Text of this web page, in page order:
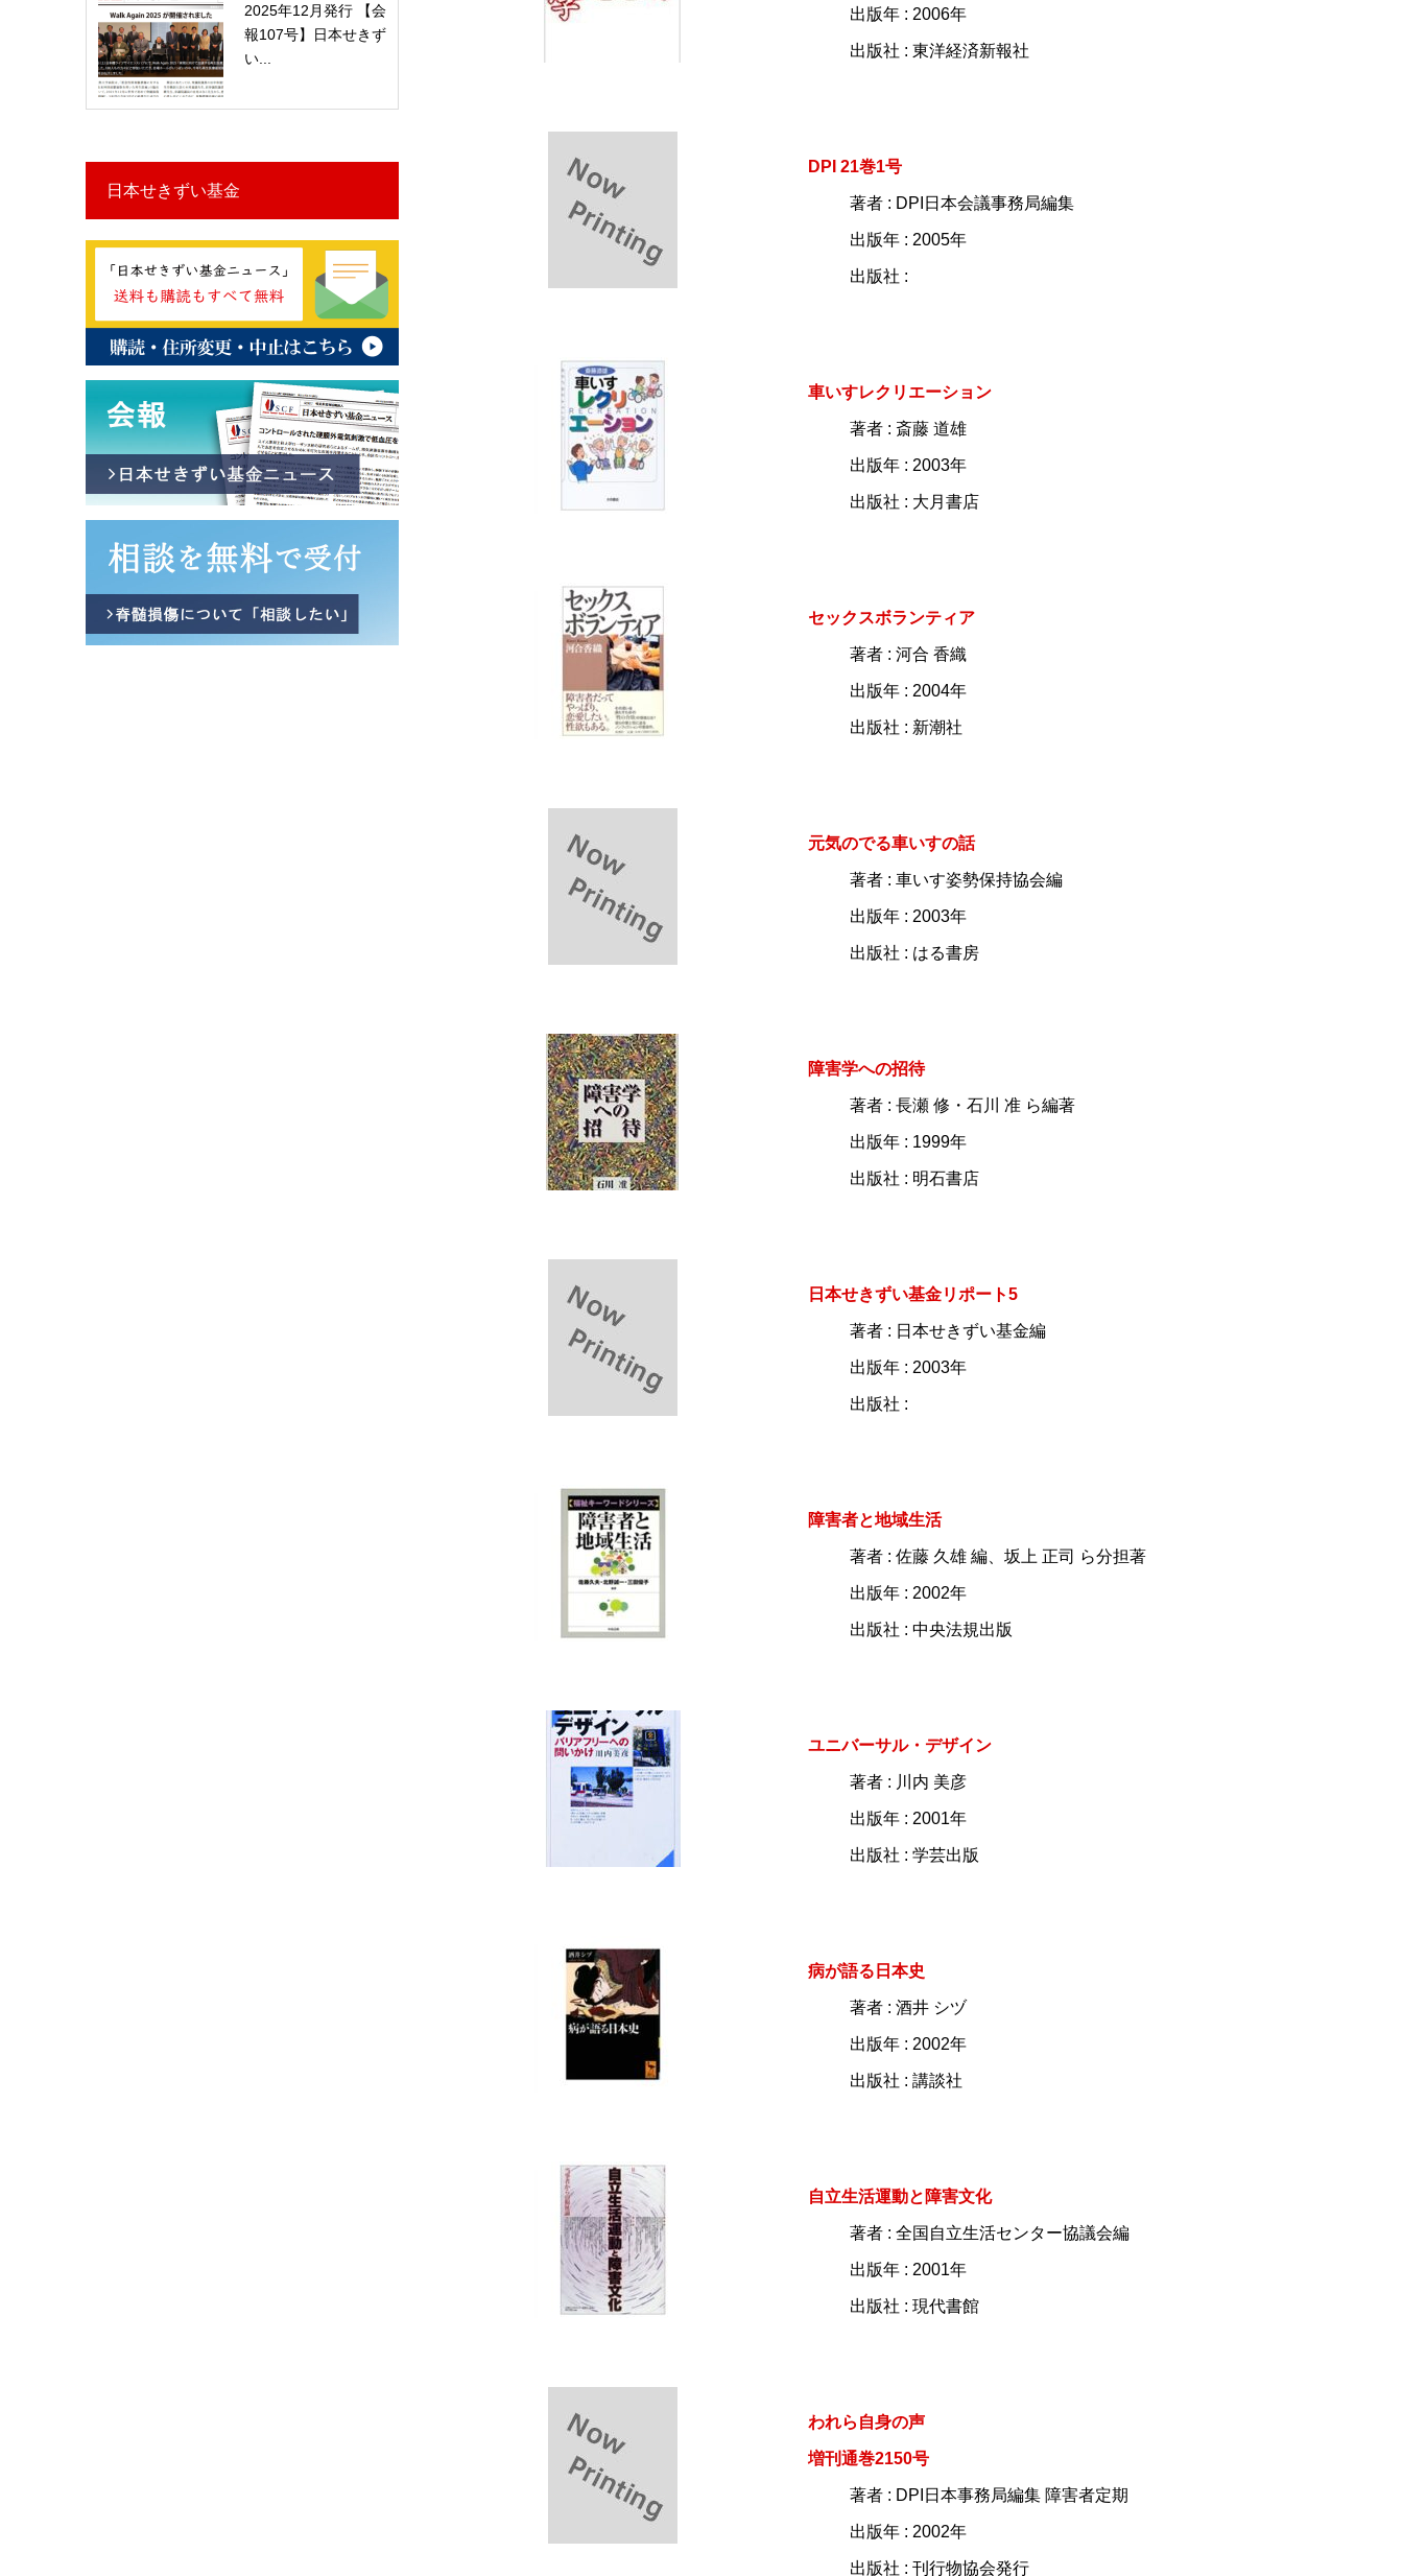
出版年 : 2006年
出版社 : 東洋経済新報社
DPI 21巻1号
著者 : DPI日本会議事務局編集
出版年 : 2005年
出版社 :
車いすレクリエーション
著者 : 斎藤 道雄
出版年 : 2003年
出版社 : 大月書店
セックスボランティア
著者 : 河合 香織
出版年 : 2004年
出版社 : 新潮社
元気のでる車いすの話
著者 : 車いす姿勢保持協会編
出版年 : 2003年
出版社 : はる書房
障害学への招待
著者 : 長瀬 修・石川 准 ら編著
出版年 : 1999年
出版社 : 明石書店
日本せきずい基金リポート5
著者 : 日本せきずい基金編
出版年 : 2003年
出版社 :
障害者と地域生活
著者 : 佐藤 久雄 編、坂上 正司 ら分担著
出版年 : 2002年
出版社 : 中央法規出版
ユニバーサル・デザイン
著者 : 川内 美彦
出版年 : 2001年
出版社 : 学芸出版
病が語る日本史
著者 : 酒井 シヅ
出版年 : 2002年
出版社 : 講談社
自立生活運動と障害文化
著者 : 全国自立生活センター協議会編
出版年 : 2001年
出版社 : 現代書館
われら自身の声
増刊通巻2150号
著者 : DPI日本事務局編集 障害者定期
出版年 : 2002年
出版社 : 刊行物協会発行
2025年12月発行 【会
報107号】日本せきず
い...
日本せきずい基金